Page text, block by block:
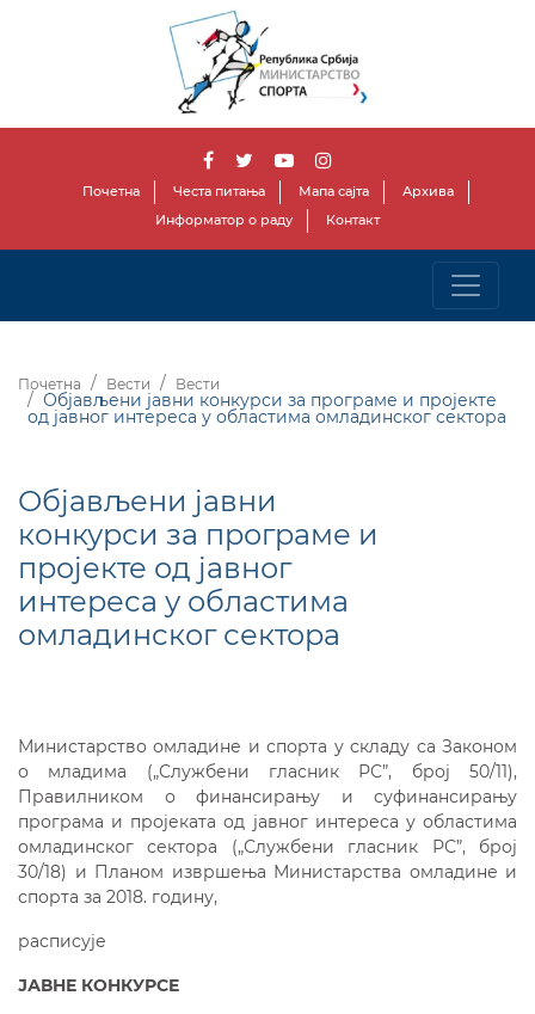
Почетна Честа питања Мапа сајта
Архива
Информатор о раду
Контакт
Почетна Вести Вести
Објављени јавни конкурси за програме и пројекте
од јавног интереса у областима омладинског сектора
Објављени јавни
конкурси за програме и
пројекте од јавног
интереса у областима
омладинског сектора
Министарство омладине и спорта у складу са Законом
о младима („Службени гласник РС”, број 50/11),
Правилником о финансирању и суфинансирању
програма и пројеката од јавног интереса у областима
омладинског сектора („Службени гласник РС”, број
30/18) и Планом извршења Министарства омладине и
спорта за 2018. годину,
расписује
ЈАВНЕ КОНКУРСЕ